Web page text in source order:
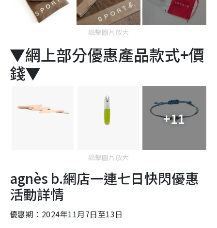
點擊圖片放大
▼網上部分優惠產品款式+價
錢▼
+11
點擊圖片放大
agnès b.網店一連七日快閃優惠
活動詳情
優惠期：2024年11月7日至13日